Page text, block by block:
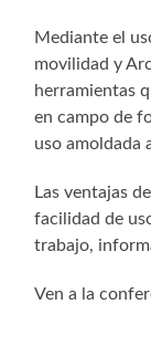
Mediante el
movilidad y
herramientas
en campo de
uso amoldada
Las ventajas
facilidad de
trabajo,
Ven a la